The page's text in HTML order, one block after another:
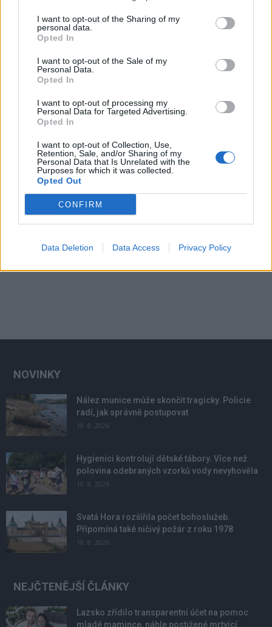
I want to opt-out of the Sharing of my
personal data.
Opted In
I want to opt-out of the Sale of my
Personal Data.
Opted In
I want to opt-out of processing my
Personal Data for Targeted Advertising.
Opted In
I want to opt-out of Collection, Use,
Retention, Sale, and/or Sharing of my
Personal Data that Is Unrelated with the
Purposes for which it was collected.
Opted Out
CONFIRM
Data Deletion Data Access Privacy Policy
Zpravodajství
Hygienici kontrolují dětské tábory. Více
než polovina odebraných vzorků vody
nevyhověla
Zpravodajství
Svatá Hora rozšířila počet bohoslužeb.
Připomíná také ničivý požár z roku 1978
NOVINKY
Nález munice může skončit tragicky. Policie
radí, jak správně postupovat
10. 8. 2026
Hygienici kontrolují dětské tábory. Více než
polovina odebraných vzorků vody nevyhověla
10. 8. 2026
Svatá Hora rozšířila počet bohoslužeb.
Připomíná také ničivý požár z roku 1978
10. 8. 2026
NEJČTENĚJŠÍ ČLÁNKY
Lazsko zřídilo transparentní účet na pomoc
mladé mamince, náhle postižené mrtvicí